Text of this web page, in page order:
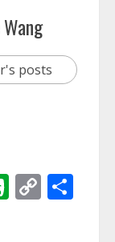
posts
Evernote
Copy